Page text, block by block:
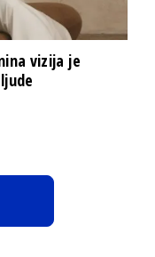
vizija je